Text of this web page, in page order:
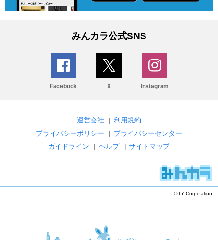
みんカラ公式SNS
Facebook X Instagram
運営会社 | 利用規約
プライバシーポリシー
| プライバシーセンター
ガイドライン
| ヘルプ | サイトマップ
© LY Corporation